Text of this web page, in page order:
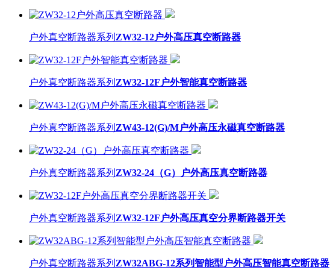
户外真空断路器系列 ZW32-12户外高压真空断路器
户外真空断路器系列 ZW32-12F户外智能真空断路器
户外真空断路器系列 ZW43-12(G)/M户外高压永磁真空断路器
户外真空断路器系列 ZW32-24（G）户外高压真空断路器
户外真空断路器系列 ZW32-12F户外高压真空分界断路器开关
户外真空断路器系列 ZW32ABG-12系列智能型户外高压智能真空断路器